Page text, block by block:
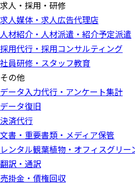
求人・採用・研修
求人媒体・求人広告代理店
人材紹介・人材派遣・紹介予定派遣
採用代行・採用コンサルティング
社員研修・スタッフ教育
その他
データ入力代行・アンケート集計
データ復旧
決済代行
文書・重要書類・メディア保管
レンタル観葉植物・オフィスグリー
翻訳・通訳
売掛金・債権回収